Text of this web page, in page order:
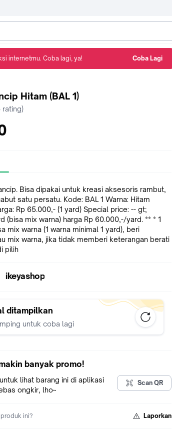
Hitam (BAL 1)
rating)
Bisa dipakai untuk kreasi aksesoris rambut,
Kode: BAL 1 Warna: Hitam
(bisa mix warna) harga Rp 60.000,-/yard. ** * 1
mix warna, jika tidak memberi keterangan berati
pilih
ikeyashop
ditampilkan
untuk coba lagi
banyak promo!
lihat barang ini di aplikasi
ongkir, lho~
Scan QR
ini? Laporkan
internetmu. Coba lagi, ya! Coba Lagi